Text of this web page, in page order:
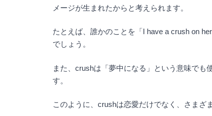
メージが生まれたからと考えられます。
たとえば、誰かのことを「I have a crush on
でしょう。
また、crushは「夢中になる」という意味でも
す。
このように、crushは恋愛だけでなく、さまざ